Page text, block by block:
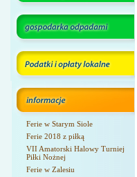
Ferie w Starym Siole
Ferie 2018 z piłką
VII Amatorski Halowy Turniej
Piłki Nożnej
Ferie w Zalesiu